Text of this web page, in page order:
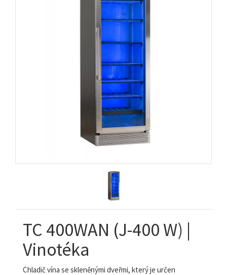
TC 400WAN (J-400 W) |
Vinotéka
Chladič vína se skleněnými dveřmi, který je určen